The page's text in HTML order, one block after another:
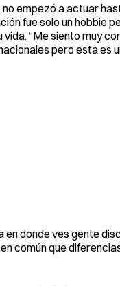
empezó a actuar
fue solo un hobbie
“Me siento muy
pero esta es
donde ves gente
común que